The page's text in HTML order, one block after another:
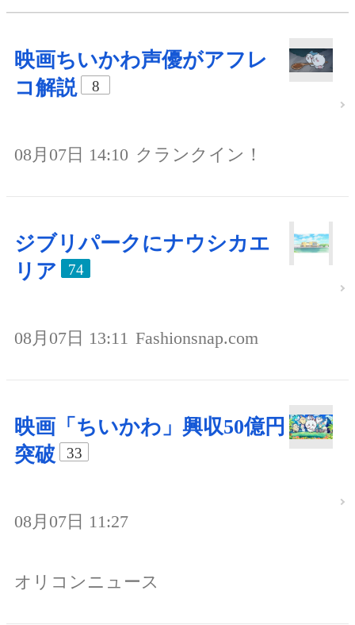
映画ちいかわ声優がアフレ
コ解説
8
08月07日 14:10 クランクイン！
ジブリパークにナウシカエ
リア
74
08月07日 13:11 Fashionsnap.com
映画「ちいかわ」興収50億円
突破
33
08月07日 11:27
オリコンニュース